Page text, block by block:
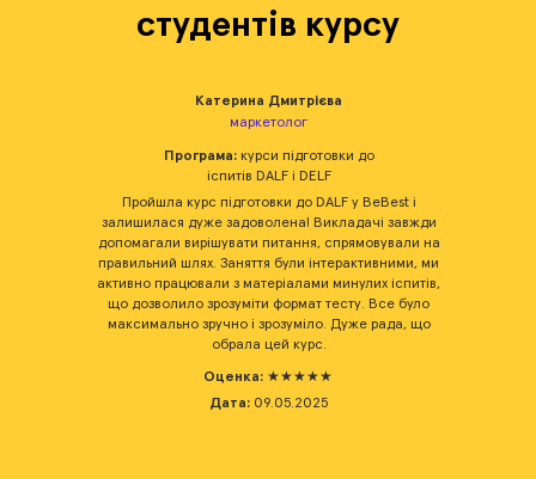
студентів курсу
маркетолог
Катерина Дмитрієва
Пройшла курс підготовки до DALF у BeBest і
залишилася дуже задоволена! Викладачі завжди
допомагали вирішувати питання, спрямовували на
правильний шлях. Заняття були інтерактивними, ми
активно працювали з матеріалами минулих іспитів,
що дозволило зрозуміти формат тесту. Все було
максимально зручно і зрозуміло. Дуже рада, що
обрала цей курс.
Оценка: ★★★★★
Програма:курси підготовки до
іспитів DALF і DELF
Дата:09.05.2025